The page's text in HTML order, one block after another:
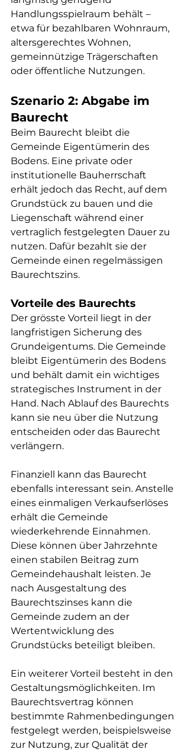
Handlungsspielraum behält –
etwa für bezahlbaren Wohnraum,
altersgerechtes Wohnen,
gemeinnützige Trägerschaften
oder öffentliche Nutzungen.
Szenario 2: Abgabe im
Baurecht
Beim Baurecht bleibt die
Gemeinde Eigentümerin des
Bodens. Eine private oder
institutionelle Bauherrschaft
erhält jedoch das Recht, auf dem
Grundstück zu bauen und die
Liegenschaft während einer
vertraglich festgelegten Dauer zu
nutzen. Dafür bezahlt sie der
Gemeinde einen regelmässigen
Baurechtszins.
Vorteile des Baurechts
Der grösste Vorteil liegt in der
langfristigen Sicherung des
Grundeigentums. Die Gemeinde
bleibt Eigentümerin des Bodens
und behält damit ein wichtiges
strategisches Instrument in der
Hand. Nach Ablauf des Baurechts
kann sie neu über die Nutzung
entscheiden oder das Baurecht
verlängern.
Finanziell kann das Baurecht
ebenfalls interessant sein. Anstelle
eines einmaligen Verkaufserlöses
erhält die Gemeinde
wiederkehrende Einnahmen.
Diese können über Jahrzehnte
einen stabilen Beitrag zum
Gemeindehaushalt leisten. Je
nach Ausgestaltung des
Baurechtszinses kann die
Gemeinde zudem an der
Wertentwicklung des
Grundstücks beteiligt bleiben.
Ein weiterer Vorteil besteht in den
Gestaltungsmöglichkeiten. Im
Baurechtsvertrag können
bestimmte Rahmenbedingungen
festgelegt werden, beispielsweise
zur Nutzung, zur Qualität der